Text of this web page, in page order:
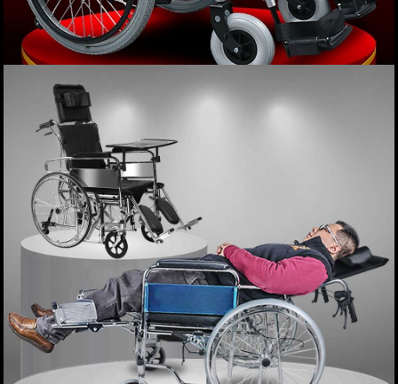
Tag :
Xe lăn y tế
Xe lăn điện phục hồi chức năng COFOE-
JRWD301 TM005
Giá: 9,900,000 VND